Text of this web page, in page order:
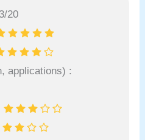
20
applications) :